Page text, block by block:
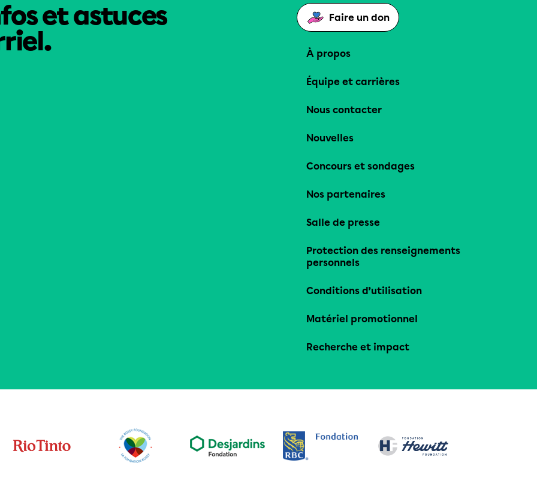
et astuces
Faire un don
À propos
Équipe et carrières
Nous contacter
Nouvelles
Concours et sondages
Nos partenaires
Salle de presse
Protection des renseignements
personnels
Conditions d’utilisation
Matériel promotionnel
Recherche et impact